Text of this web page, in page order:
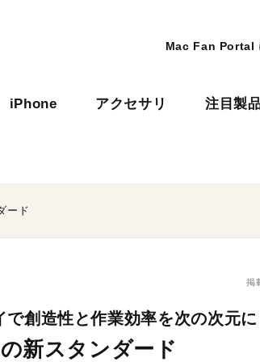
Mac Fan Portal
iPhone アクセサリ 注目製
ード
掲
創造性と作業効率を次の次元に
新スタンダード